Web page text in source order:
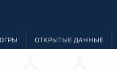
ОТКРЫТЫЕ ДАННЫЕ